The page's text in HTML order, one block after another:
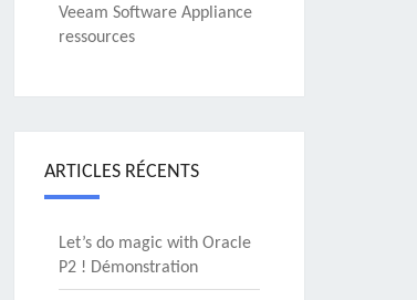
Veeam Software Appliance
ressources
ARTICLES RÉCENTS
Let’s do magic with Oracle
P2 ! Démonstration